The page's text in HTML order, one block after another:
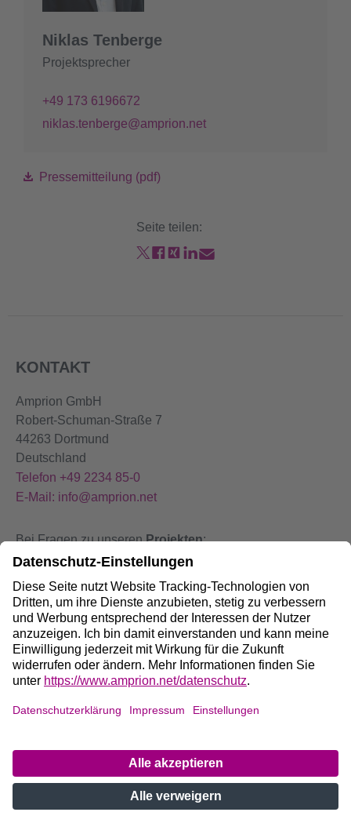
Niklas Tenberge
Projektsprecher
+49 173 6196672
niklas.tenberge@amprion.net
Pressemitteilung (pdf)
Seite teilen:
KONTAKT
Amprion GmbH
Robert-Schuman-Straße 7
44263 Dortmund
Deutschland
Telefon +49 2234 85-0
E-Mail: info@amprion.net
Bei Fragen zu unserenProjekten:
+49 800 584 9000
BeiStörungen an unseren Anlagen:
+49 800 490 4000
Social Media:
Datenschutz